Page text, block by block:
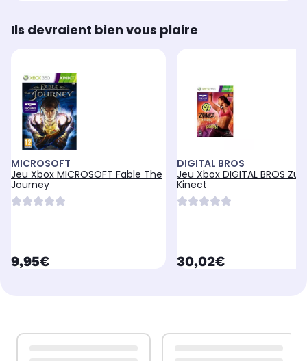
Ils devraient bien vous plaire
MICROSOFT
Jeu Xbox MICROSOFT Fable The
Journey
currentPrice
9,95€
DIGITAL BROS
Jeu Xbox DIGITAL BROS
Kinect
currentPrice
30,02€